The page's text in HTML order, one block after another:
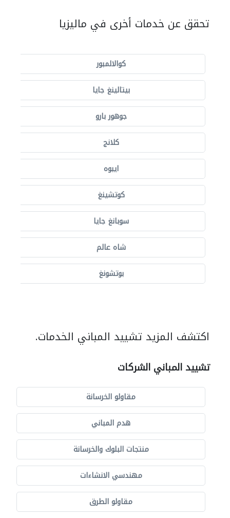
تحقق عن خدمات أخرى في ماليزيا
كوالالمبور
بيتالينغ جايا
جوهور بارو
كلانج
ايبوه
كوتشينغ
سوبانغ جايا
شاه عالم
بوتشونغ
اكتشف المزيد تشييد المباني الخدمات.
تشييد المباني الشركات
مقاولو الخرسانة
هدم المباني
منتجات البلوك والخرسانة
مهندسي الانشاءات
مقاولو الطرق